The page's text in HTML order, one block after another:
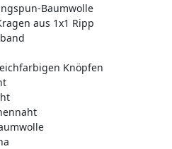
Baumwolle
aus 1x1 Ripp
Knöpfen